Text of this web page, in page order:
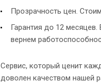
Прозрачность цен.
Гарантия до 12
вернем
Сервис, который ценит
доволен качеством нашей